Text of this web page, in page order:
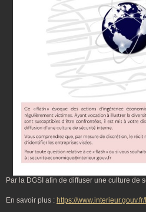
Par la DGSI afin de diffuser une culture de
En savoir plus : https://